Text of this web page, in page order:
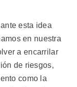
esta idea
en nuestra
a encarrilar
de riesgos,
como la